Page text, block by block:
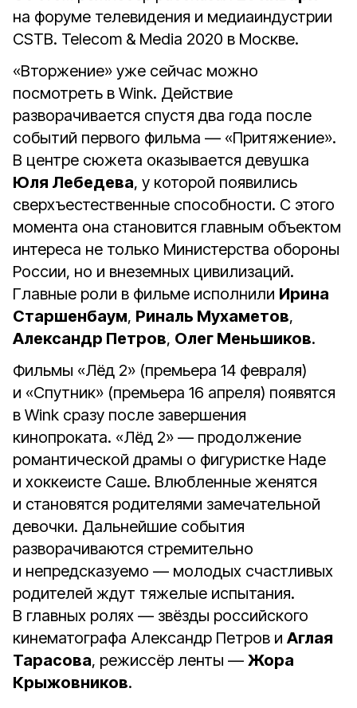
на форуме телевидения и медиаиндустрии
CSTB. Telecom & Media 2020 в Москве.
«Вторжение» уже сейчас можно
посмотреть в Wink. Действие
разворачивается спустя два года после
событий первого фильма — «Притяжение».
В центре сюжета оказывается девушка
Юля Лебедева, у которой появились
сверхъестественные способности. С этого
момента она становится главным объектом
интереса не только Министерства обороны
России, но и внеземных цивилизаций.
Главные роли в фильме исполнили Ирина
Старшенбаум, Риналь Мухаметов,
Александр Петров, Олег Меньшиков.
Фильмы «Лёд 2» (премьера 14 февраля)
и «Спутник» (премьера 16 апреля) появятся
в Wink сразу после завершения
кинопроката. «Лёд 2» — продолжение
романтической драмы о фигуристке Наде
и хоккеисте Саше. Влюбленные женятся
и становятся родителями замечательной
девочки. Дальнейшие события
разворачиваются стремительно
и непредсказуемо — молодых счастливых
родителей ждут тяжелые испытания.
В главных ролях — звёзды российского
кинематографа Александр Петров и Аглая
Тарасова, режиссёр ленты — Жора
Крыжовников.